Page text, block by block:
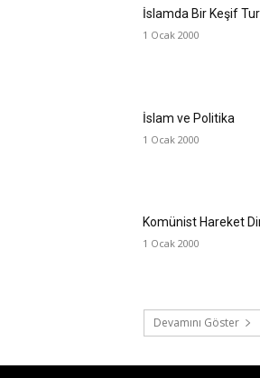
İslamda Bir Keşif
1 Ocak 2000
İslam ve Politika
1 Ocak 2000
Komünist Hareket Din
1 Ocak 2000
Devamını Göster